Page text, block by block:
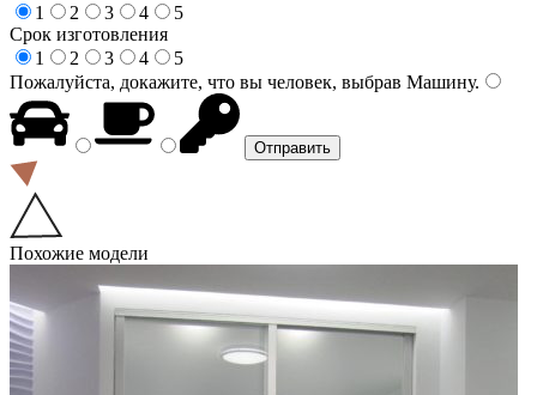
1
2 3 4
5
Срок изготовления
1
2 3 4
5
Пожалуйста, докажите, что вы человек, выбрав Машину.
Похожие модели